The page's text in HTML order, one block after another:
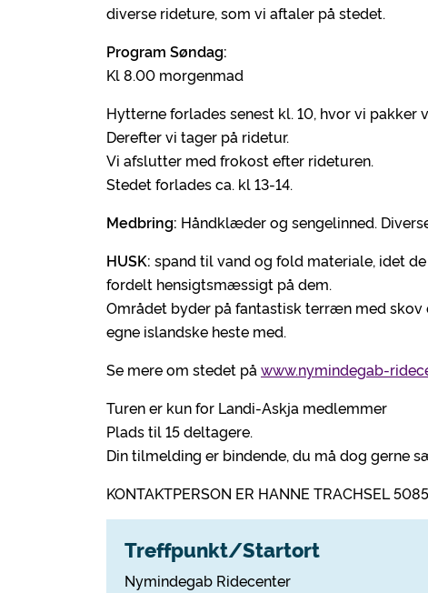
diverse rideture, som vi aftaler på stedet.
Program Søndag:
Kl 8.00 morgenmad
Hytterne forlades senest kl. 10, hvor vi pakker
Derefter vi tager på ridetur.
Vi afslutter med frokost efter rideturen.
Stedet forlades ca. kl 13-14.
Medbring: Håndklæder og sengelinned.
HUSK: spand til vand og fold materiale, idet
fordelt hensigtsmæssigt på dem.
Området byder på fantastisk terræn med skov
egne islandske heste med.
Se mere om stedet på www.nymindegab-
Turen er kun for Landi-Askja medlemmer
Plads til 15 deltagere.
Din tilmelding er bindende, du må dog gerne
KONTAKTPERSON ER HANNE TRACHSEL
Treffpunkt/Startort
Nymindegab Ridecenter